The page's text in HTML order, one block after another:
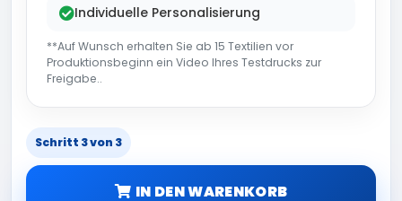
Individuelle Personalisierung
**Auf Wunsch erhalten Sie ab 15 Textilien vor
Produktionsbeginn ein Video Ihres Testdrucks zur
Freigabe..
Schritt 3 von 3
IN DEN WARENKORB